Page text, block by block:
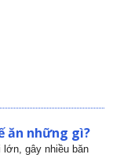
ăn những gì?
lớn, gây nhiều băn